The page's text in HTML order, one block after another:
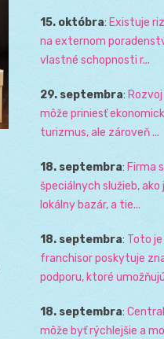
15. októbra: Existuje
na externom
vlastné schopnosti r...
29. septembra:
môže priniesť
turizmus, ale zároveň ...
18. septembra: Firma
špeciálnych služieb,
lokálny bazár, a tie...
18. septembra: Toto
franchisor poskytuje
podporu, ktoré
18. septembra:
môže byť rýchlejšie a